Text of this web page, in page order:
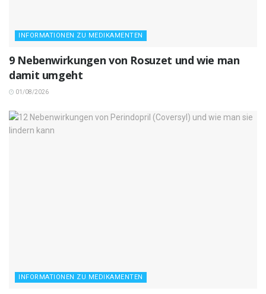
INFORMATIONEN ZU MEDIKAMENTEN
9 Nebenwirkungen von Rosuzet und wie man
damit umgeht
01/08/2026
INFORMATIONEN ZU MEDIKAMENTEN